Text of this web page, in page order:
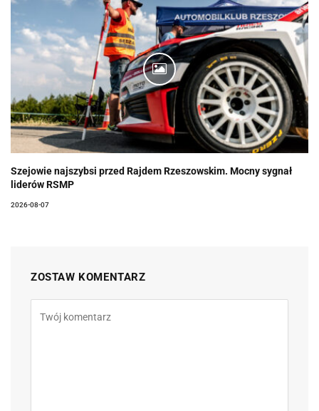
Szejowie najszybsi przed Rajdem Rzeszowskim. Mocny sygnał
liderów RSMP
2026-08-07
ZOSTAW KOMENTARZ